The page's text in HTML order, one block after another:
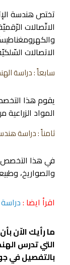
تختص هندسة
الاتّصالات
الاتصالات
سابعاً : دراسة
يقوم هذا
المواد
ثامناً : دراسة
في هذا التخصص
والصواريخ،
اقرأ ايضا :
ما رأيك الاّن
التي تدرس
بالتفصيل في